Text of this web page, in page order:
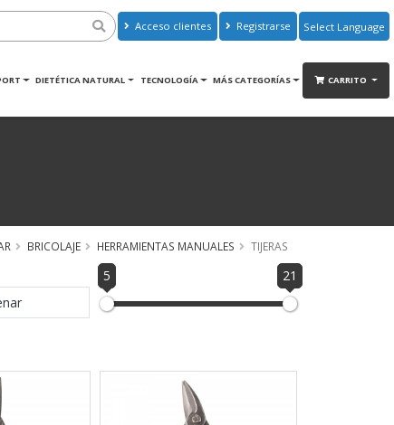
Acceso clientes Registrarse
Translate
DIETÉTICA NATURAL TECNOLOGÍA MÁS CATEGORÍAS CARRITO
BRICOLAJE HERRAMIENTAS MANUALES TIJERAS
5 21